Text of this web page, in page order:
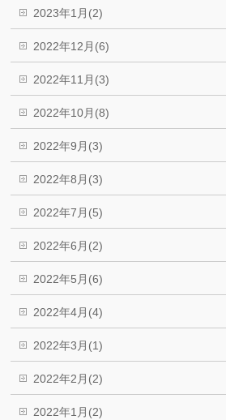
2023年1月(2)
2022年12月(6)
2022年11月(3)
2022年10月(8)
2022年9月(3)
2022年8月(3)
2022年7月(5)
2022年6月(2)
2022年5月(6)
2022年4月(4)
2022年3月(1)
2022年2月(2)
2022年1月(2)